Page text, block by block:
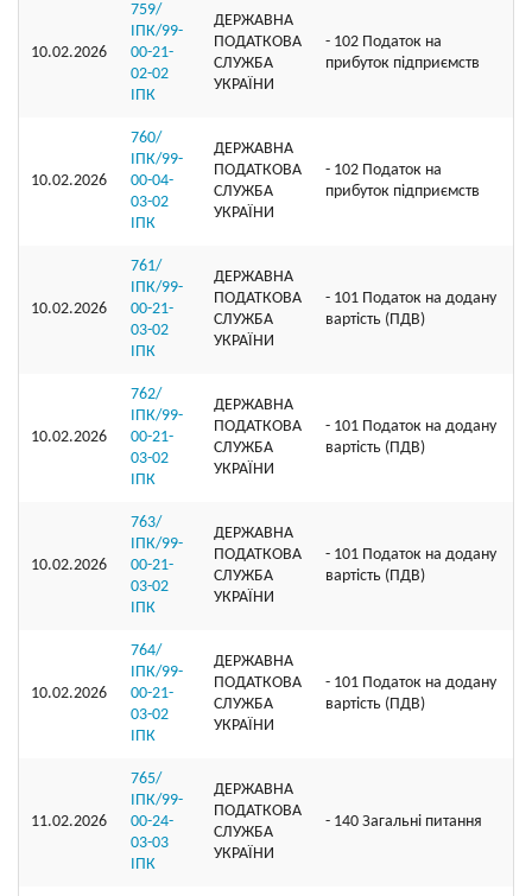
10.02.2026
759/
ІПК/99-
00-21-
02-02
ІПК
ДЕРЖАВНА
ПОДАТКОВА
СЛУЖБА
УКРАЇНИ
- 102 Податок на
прибуток підприємств
10.02.2026
760/
ІПК/99-
00-04-
03-02
ІПК
ДЕРЖАВНА
ПОДАТКОВА
СЛУЖБА
УКРАЇНИ
- 102 Податок на
прибуток підприємств
10.02.2026
761/
ІПК/99-
00-21-
03-02
ІПК
ДЕРЖАВНА
ПОДАТКОВА
СЛУЖБА
УКРАЇНИ
- 101 Податок на додану
вартість (ПДВ)
10.02.2026
762/
ІПК/99-
00-21-
03-02
ІПК
ДЕРЖАВНА
ПОДАТКОВА
СЛУЖБА
УКРАЇНИ
- 101 Податок на додану
вартість (ПДВ)
10.02.2026
763/
ІПК/99-
00-21-
03-02
ІПК
ДЕРЖАВНА
ПОДАТКОВА
СЛУЖБА
УКРАЇНИ
- 101 Податок на додану
вартість (ПДВ)
10.02.2026
764/
ІПК/99-
00-21-
03-02
ІПК
ДЕРЖАВНА
ПОДАТКОВА
СЛУЖБА
УКРАЇНИ
- 101 Податок на додану
вартість (ПДВ)
11.02.2026
765/
ІПК/99-
00-24-
03-03
ІПК
ДЕРЖАВНА
ПОДАТКОВА
СЛУЖБА
УКРАЇНИ
- 140 Загальні питання